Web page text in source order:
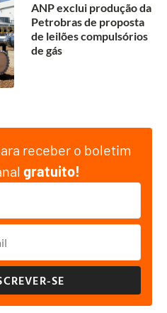
ANP exclui produção da
Petrobras de proposta
de leilões compulsórios
de gás
receber o boletim
gratuito!
SE